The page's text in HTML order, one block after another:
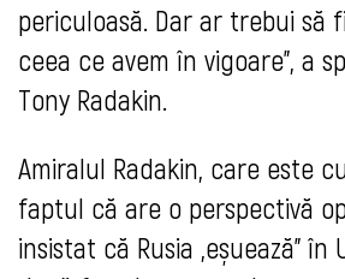
periculoasă. Dar ar trebui să
ceea ce avem în vigoare", a
Tony Radakin.
Amiralul Radakin, care este
faptul că are o perspectivă
insistat că Rusia „eșuează”